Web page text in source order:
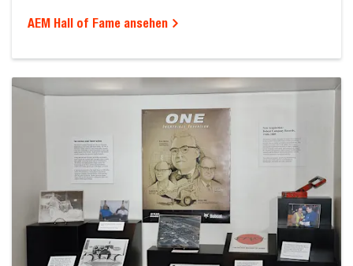
AEM Hall of Fame ansehen